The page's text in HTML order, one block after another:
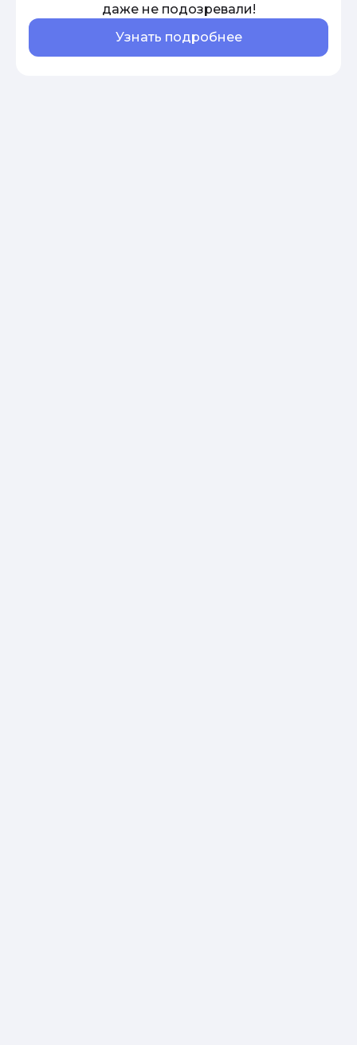
даже не подозревали!
Узнать подробнее